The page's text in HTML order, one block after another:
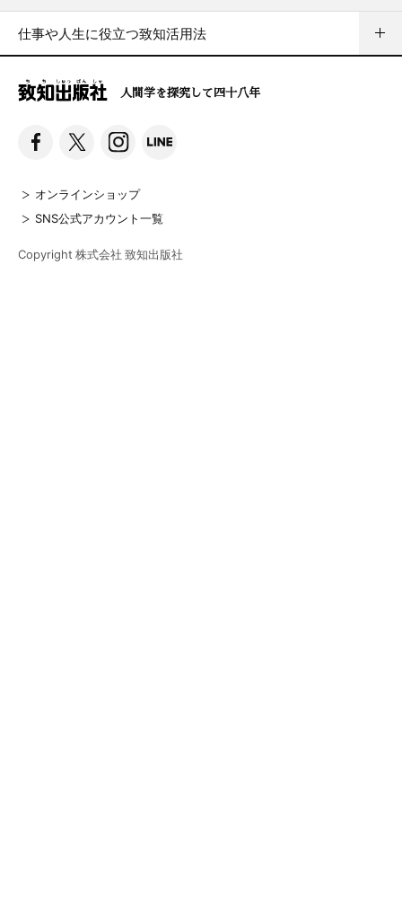
仕事や人生に役立つ致知活用法
人間学を探究して四十八年
オンラインショップ
SNS公式アカウント一覧
Copyright 株式会社 致知出版社